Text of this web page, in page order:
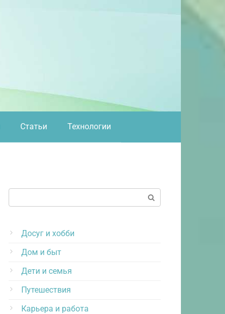
Статьи Технологии
Досуг и хобби
Дом и быт
Дети и семья
Путешествия
Карьера и работа